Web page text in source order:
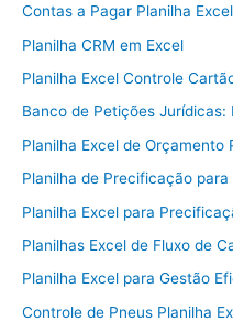
Contas a Pagar Planilha Excel
Planilha CRM em Excel
Planilha Excel Controle
Banco de Petições
Planilha Excel de Orçamento
Planilha de Precificação
Planilha Excel para
Planilhas Excel de Fluxo de
Planilha Excel para Gestão
Controle de Pneus Planilha